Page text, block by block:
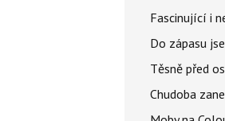
Fascinující i
Do zápasu
Těsně před
Chudoba